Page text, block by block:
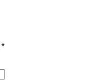
*Erforderlich